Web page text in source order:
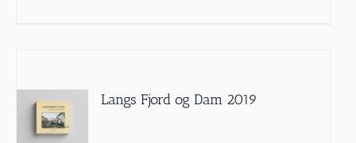
Langs Fjord og Dam 2019